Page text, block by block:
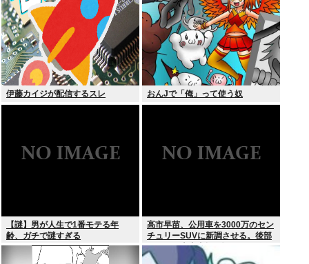
伊藤カイジが配信するスレ おんJで「俺」って使う奴
【謎】男が人生で1番モテる年
齢、ガチで謎すぎる
高市早苗、公用車を3000万のセン
チュリーSUVに新調させる。後部
ガラスは車中喫煙を撮らせないた
めの特殊仕様に